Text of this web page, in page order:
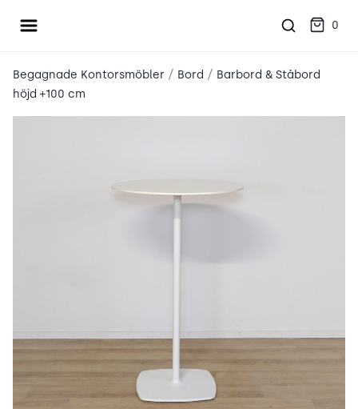
Öppna meny 0
Begagnade Kontorsmöbler / Bord / Barbord & Ståbord
höjd +100 cm